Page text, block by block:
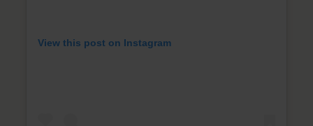
View this post on Instagram